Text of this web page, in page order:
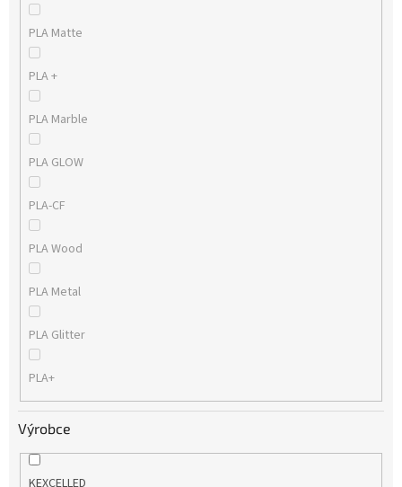
PLA Matte
PLA +
PLA Marble
PLA GLOW
PLA-CF
PLA Wood
PLA Metal
PLA Glitter
PLA+
Výrobce